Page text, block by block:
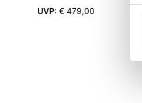
UVP: € 479,00